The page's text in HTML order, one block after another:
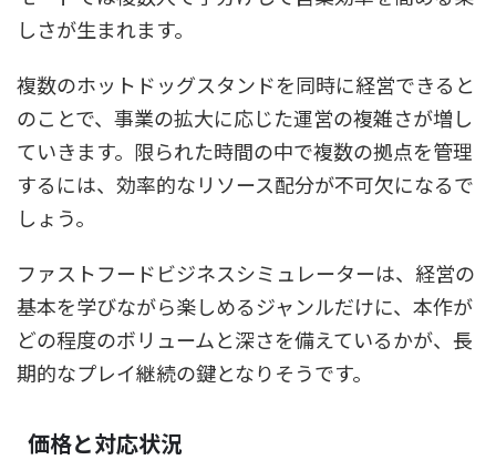
しさが生まれます。
複数のホットドッグスタンドを同時に経営できると
のことで、事業の拡大に応じた運営の複雑さが増し
ていきます。限られた時間の中で複数の拠点を管理
するには、効率的なリソース配分が不可欠になるで
しょう。
ファストフードビジネスシミュレーターは、経営の
基本を学びながら楽しめるジャンルだけに、本作が
どの程度のボリュームと深さを備えているかが、長
期的なプレイ継続の鍵となりそうです。
価格と対応状況